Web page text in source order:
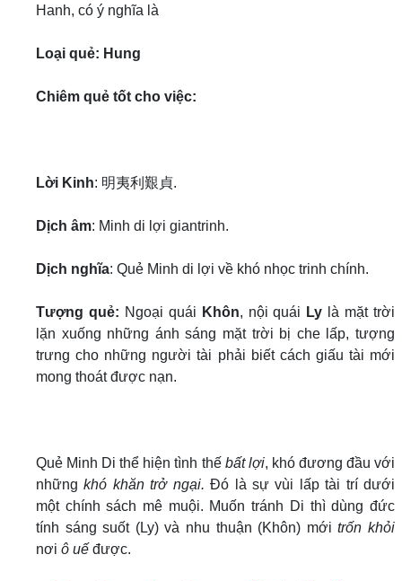
Hanh, có ý nghĩa là
Loại quẻ: Hung
Chiêm quẻ tốt cho việc:
Lời Kinh: 明夷利艱貞.
Dịch âm: Minh di lợi giantrinh.
Dịch nghĩa: Quẻ Minh di lợi về khó nhọc trinh chính.
Tượng quẻ: Ngoại quái Khôn, nội quái Ly là mặt trời
lặn xuống những ánh sáng mặt trời bị che lấp, tượng
trưng cho những người tài phải biết cách giấu tài mới
mong thoát được nạn.
Quẻ Minh Di thể hiện tình thế bất lợi, khó đương đầu với
nhữngkhó khăn trở ngại. Đó là sự vùi lấp tài trí dưới
một chính sách mê muội. Muốn tránh Di thì dùng đức
tính sáng suốt (Ly) và nhu thuận (Khôn) mới trốn khỏi
nơi ô uế được.